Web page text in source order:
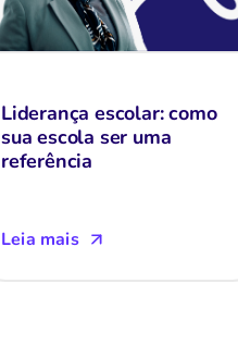
Liderança escolar: como
sua escola ser uma
referência
Leia mais